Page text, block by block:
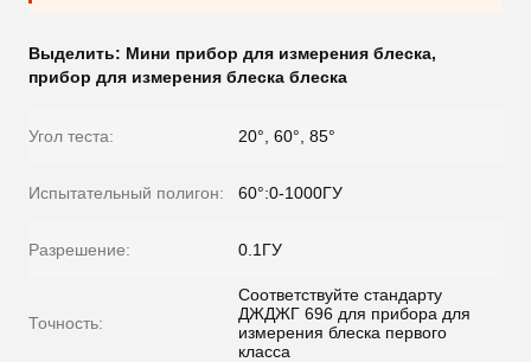
Выделить: Мини прибор для измерения блеска,
прибор для измерения блеска блеска
Угол теста: 20°, 60°, 85°
Испытательный полигон: 60°:0-1000ГУ
Разрешение: 0.1ГУ
Точность:
Соответствуйте стандарту
ДЖДЖГ 696 для прибора для
измерения блеска первого
класса